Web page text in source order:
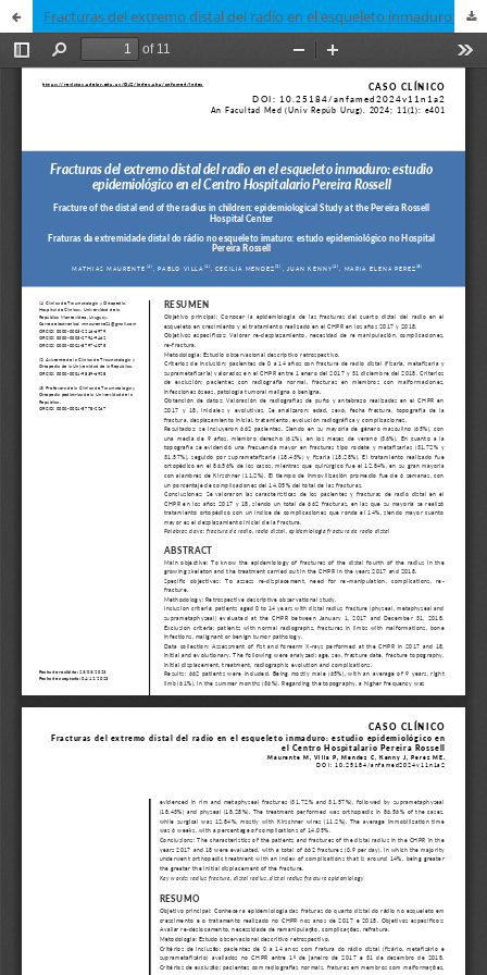
Fracturas del extremo distal del radio en el esqueleto inmaduro: estudio epidemiológico en el Centro Hospitalario Pereira Rossell